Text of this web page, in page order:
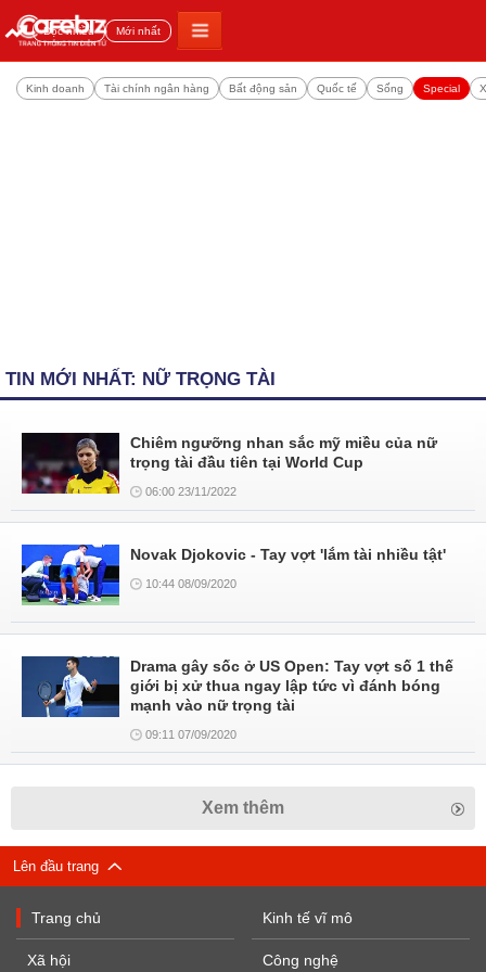
Đọc nhiều Mới nhất
Kinh doanh Tài chính ngân hàng Bất động sản Quốc tế Sống Special
TIN MỚI NHẤT: NỮ TRỌNG TÀI
Chiêm ngưỡng nhan sắc mỹ miều của nữ
trọng tài đầu tiên tại World Cup
06:00 23/11/2022
Novak Djokovic - Tay vợt 'lắm tài nhiều tật'
10:44 08/09/2020
Drama gây sốc ở US Open: Tay vợt số 1 thế
giới bị xử thua ngay lập tức vì đánh bóng
mạnh vào nữ trọng tài
09:11 07/09/2020
Xem thêm
Lên đầu trang
Trang chủ
Xã hội
Kinh tế vĩ mô
Công nghệ